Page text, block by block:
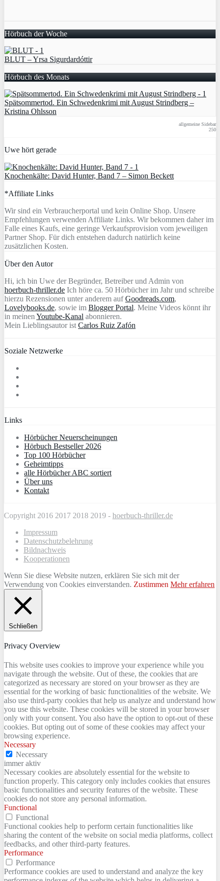
Hörbuch der Woche
BLUT – Yrsa Sigurdardóttir
Hörbuch des Monats
Spätsommertod. Ein Schwedenkrimi mit August Strindberg –
Kristina Ohlsson
allgemeine Sidebar
250
Uwe hört gerade
Knochenkälte: David Hunter, Band 7 – Simon Beckett
*Affiliate Links
Wir sind ein Verbraucherportal und kein Online Shop. Unsere
Empfehlungen verwenden Affiliate Links. Wir bekommen daher im
Falle eines Kaufs, eine geringe Verkaufsprovision vom jeweiligen
Partner Shop. Für dich entstehen dadurch natürlich keine
zusätzlichen Kosten.
Über den Autor
Hi, ich bin Uwe der Begründer, Betreiber und Admin von
hoerbuch-thriller.de Ich höre ca. 50 Hörbücher im Jahr und schreibe
hierzu Rezensionen unter anderem aufGoodreads.com,
Lovelybooks.de, sowie im Blogger Portal. Meine Videos könnt ihr
in meinen Youtube-Kanal abonnieren.
Mein Lieblingsautor ist Carlos Ruiz Zafón
Soziale Netzwerke
Links
Hörbücher Neuerscheinungen
Hörbuch Bestseller 2026
Top 100 Hörbücher
Geheimtipps
alle Hörbücher ABC sortiert
Über uns
Kontakt
Copyright 2016 2017 2018 2019 - hoerbuch-thriller.de
Impressum
Datenschutzbelehrung
Bildnachweis
Kooperationen
Wenn Sie diese Website nutzen, erklären Sie sich mit der
Verwendung von Cookies einverstanden. Zustimmen Mehr erfahren
Schließen
Privacy Overview
This website uses cookies to improve your experience while you
navigate through the website. Out of these, the cookies that are
categorized as necessary are stored on your browser as they are
essential for the working of basic functionalities of the website. We
also use third-party cookies that help us analyze and understand how
you use this website. These cookies will be stored in your browser
only with your consent. You also have the option to opt-out of these
cookies. But opting out of some of these cookies may affect your
browsing experience.
Necessary
Necessary
immer aktiv
Necessary cookies are absolutely essential for the website to
function properly. This category only includes cookies that ensures
basic functionalities and security features of the website. These
cookies do not store any personal information.
Functional
Functional
Functional cookies help to perform certain functionalities like
sharing the content of the website on social media platforms, collect
feedbacks, and other third-party features.
Performance
Performance
Performance cookies are used to understand and analyze the key